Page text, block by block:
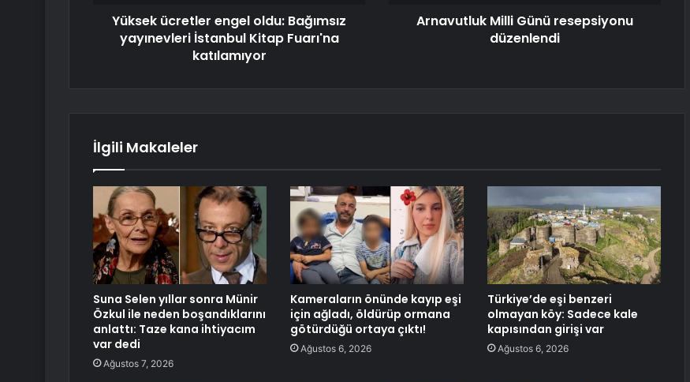
Yüksek ücretler engel oldu: Bağımsız
yayınevleri İstanbul Kitap Fuarı'na
katılamıyor
Arnavutluk Milli Günü resepsiyonu
düzenlendi
İlgili Makaleler
Suna Selen yıllar sonra Münir
Özkul ile neden boşandıklarını
anlattı: Taze kana ihtiyacım
var dedi
Ağustos 7, 2026
Kameraların önünde kayıp eşi
için ağladı, öldürüp ormana
götürdüğü ortaya çıktı!
Ağustos 6, 2026
Türkiye’de eşi benzeri
olmayan köy: Sadece kale
kapısından girişi var
Ağustos 6, 2026